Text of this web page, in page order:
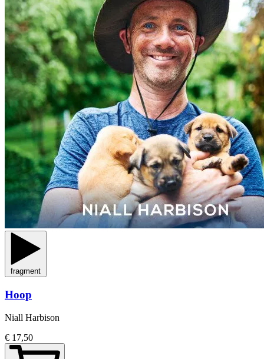
fragment
Hoop
Niall Harbison
€ 17,50